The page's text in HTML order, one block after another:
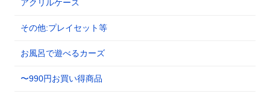
アクリルケース
その他:プレイセット等
お風呂で遊べるカーズ
〜990円お買い得商品